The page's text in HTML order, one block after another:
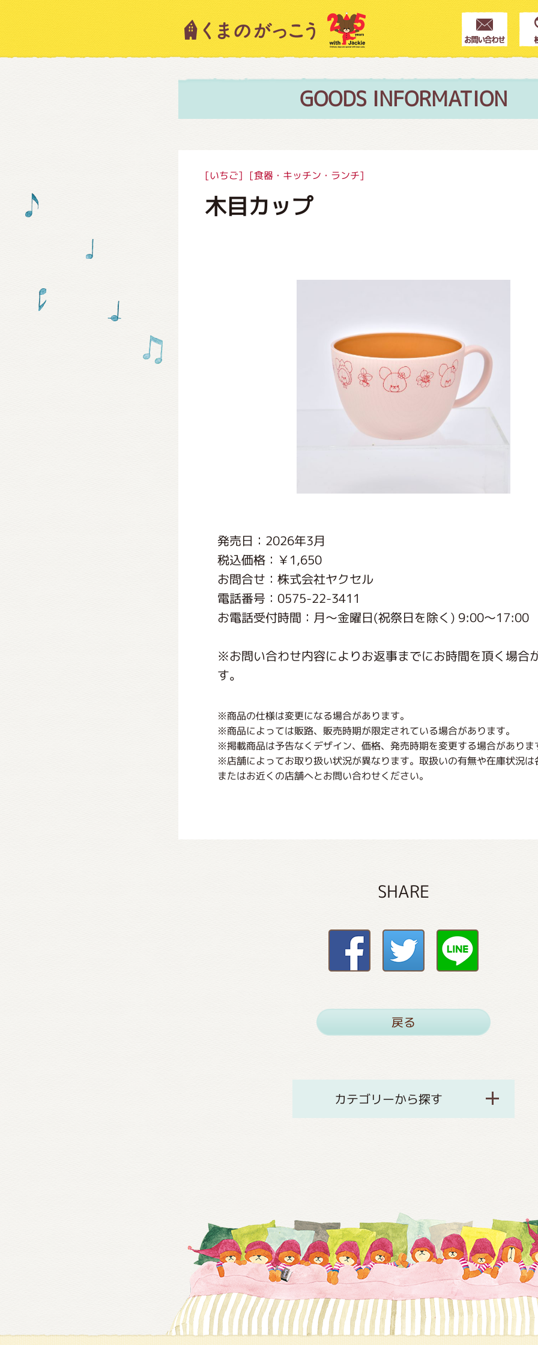
GOODS INFORMATION
[いちご] [食器・キッチン・ランチ]
木目カップ
発売日：2026年3月
税込価格：￥1,650
お問合せ：株式会社ヤクセル
電話番号：0575-22-3411
お電話受付時間：月〜金曜日(祝祭日を除く) 9:00～17:00
※お問い合わせ内容によりお返事までにお時間を頂く場合
す。
※商品の仕様は変更になる場合があります。
※商品によっては販路、販売時期が限定されている場合があります。
※掲載商品は予告なくデザイン、価格、発売時期を変更する場合がありま
※店舗によってお取り扱い状況が異なります。取扱いの有無や在庫状況は
またはお近くの店舗へとお問い合わせください。
SHARE
戻る
カテゴリーから探す
キャラクター紹介
絵本・作家紹介
ミュージカル・コンサート
おたのしみコンテンツ(クイズ・AR・診断・占
くまのがっこう しょくいんしつ
くまのがっこう 家庭科部